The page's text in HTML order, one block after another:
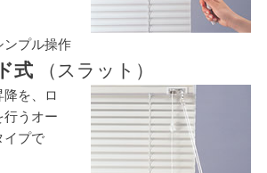
ンプル操作
式 （スラット）
降を、ロ
行うオー
イプで